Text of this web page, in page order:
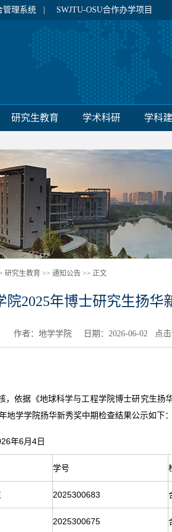
管理系统 | SWJTU-OSU合作办学项目
研究生教育 学术科研 学科
研究生教育 >> 通知公告 >> 正文
院2025年博士研究生扬
作者：地学学院 日期：2026-06-02 点击
，依据《地球科学与工程学院博士研究生扬
地学学院扬华新秀奖中期检查结果公示如下：
年6月4日
学号
2025300683
2025300675